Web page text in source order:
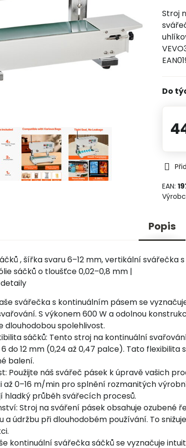
Stroj
Do
EAN:
Popis
, šířka svaru 6–12 mm, vertikální
sáčků o tloušťce 0,02–0,8 mm |
svářečka s kontinuálním pásem se
S výkonem 600 W a odolnou
dlouhodobou spolehlivost.
sáčků: Tento stroj na kontinuální
do 12 mm (0,24 až 0,47 palce). Tato
balení.
Použijte náš svářeč pásek k úpravě vašich
0–16 m/min pro splnění rozmanitých
hladký průběh svářecích procesů.
Stroj na sváření pásek obsahuje ozubené
a údržbu při dlouhodobém používání. To
kontinuální svářečka sáčků se vyznačuje